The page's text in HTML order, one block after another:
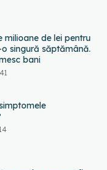
milioane de lei pentru
singură săptămână.
bani